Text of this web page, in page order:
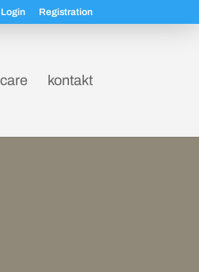
Registration
kontakt